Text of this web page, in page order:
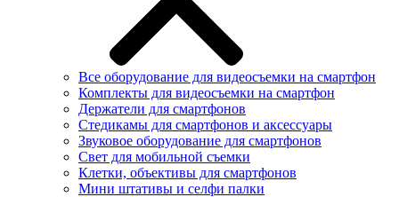
Все оборудование для видеосъемки на смартфон
Комплекты для видеосъемки на смартфон
Держатели для смартфонов
Стедикамы для смартфонов и аксессуары
Звуковое оборудование для смартфонов
Свет для мобильной съемки
Клетки, объективы для смартфонов
Мини штативы и селфи палки